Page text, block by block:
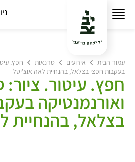
עמוד הבית אירועים סדנאות
חפץ.
בעקבות חפצי בצלאל, בהנחיית לאה אוצ'יטל
חפץ. עיטור. ציור:
ואורנמנטיקה
בצלאל, בהנחיית